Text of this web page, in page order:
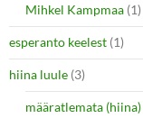
Mihkel Kampmaa (1)
esperanto keelest (1)
hiina luule (3)
määratlemata (hiina)